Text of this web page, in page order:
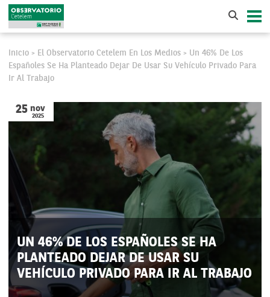
Inicio > El Observatorio Cetelem En Los Medios > Un 46% De Los
Españoles Se Ha Planteado Dejar De Usar Su Vehículo Privado Para
Ir Al Trabajo
UN 46% DE LOS ESPAÑOLES SE HA
PLANTEADO DEJAR DE USAR SU
VEHÍCULO PRIVADO PARA IR AL TRABAJO
25 nov
2025